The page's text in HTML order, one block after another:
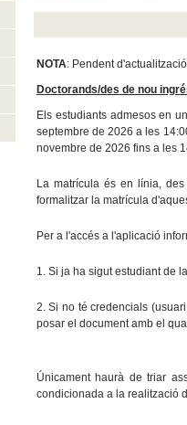
NOTA: Pendent
Doctorands/des de nou
Els estudiants admesos en
septembre de 2026 a les
novembre de 2026 fins a les
La matrícula és en línia,
formalitzar la matrícula
Per a l'accés a l'aplicació
1. Si ja ha sigut estudiant de
2. Si no té credencials
posar el document amb el
Únicament haurà de triar
condicionada a la realització